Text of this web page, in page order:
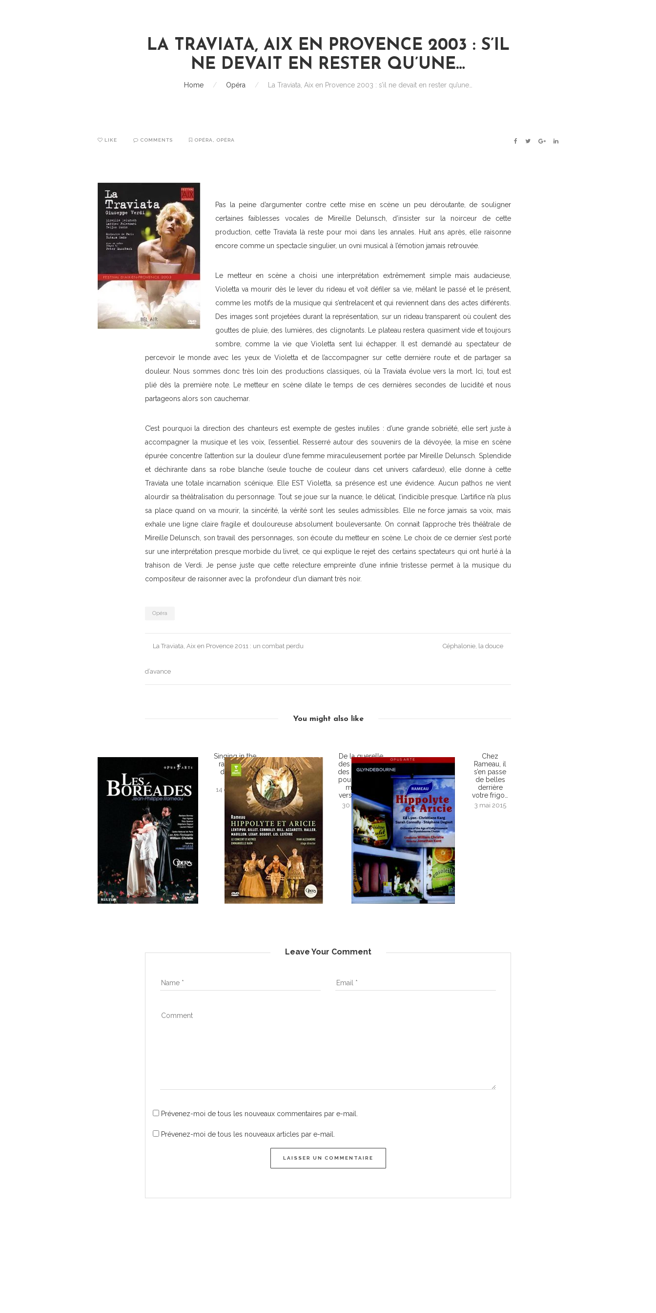
LA TRAVIATA, AIX EN PROVENCE 2003 : S’IL
NE DEVAIT EN RESTER QU’UNE…
Home / Opéra / La Traviata, Aix en Provence 2003 : s’il ne devait en rester qu’une…
LIKE COMMENTS OPÉRA OPÉRA FACEBOOK
TWITTER
GOOGLE+LINKEDIN
Pas la peine d’argumenter contre cette mise en scène un peu déroutante, de souligner
certaines faiblesses vocales de Mireille Delunsch, d’insister sur la noirceur de cette
production, cette Traviata là reste pour moi dans les annales. Huit ans après, elle raisonne
encore comme un spectacle singulier, un ovni musical à l’émotion jamais retrouvée.
Le metteur en scène a choisi une interprétation extrêmement simple mais audacieuse,
Violetta va mourir dès le lever du rideau et voit défiler sa vie, mêlant le passé et le présent,
comme les motifs de la musique qui s’entrelacent et qui reviennent dans des actes différents.
Des images sont projetées durant la représentation, sur un rideau transparent où coulent des
gouttes de pluie, des lumières, des clignotants. Le plateau restera quasiment vide et toujours
sombre, comme la vie que Violetta sent lui échapper. Il est demandé au spectateur de
percevoir le monde avec les yeux de Violetta et de l’accompagner sur cette dernière route et de partager sa
douleur. Nous sommes donc très loin des productions classiques, où la Traviata évolue vers la mort. Ici, tout est
plié dès la première note. Le metteur en scène dilate le temps de ces dernières secondes de lucidité et nous
partageons alors son cauchemar.
C’est pourquoi la direction des chanteurs est exempte de gestes inutiles : d’une grande sobriété, elle sert juste à
accompagner la musique et les voix, l’essentiel. Resserré autour des souvenirs de la dévoyée, la mise en scène
épurée concentre l’attention sur la douleur d’une femme miraculeusement portée par Mireille Delunsch. Splendide
et déchirante dans sa robe blanche (seule touche de couleur dans cet univers cafardeux), elle donne à cette
Traviata une totale incarnation scénique. Elle EST Violetta, sa présence est une évidence. Aucun pathos ne vient
alourdir sa théâtralisation du personnage. Tout se joue sur la nuance, le délicat, l’indicible presque. L’artifice n’a plus
sa place quand on va mourir, la sincérité, la vérité sont les seules admissibles. Elle ne force jamais sa voix, mais
exhale une ligne claire fragile et douloureuse absolument bouleversante. On connait l’approche très théâtrale de
Mireille Delunsch, son travail des personnages, son écoute du metteur en scène. Le choix de ce dernier s’est porté
sur une interprétation presque morbide du livret, ce qui explique le rejet des certains spectateurs qui ont hurlé à la
trahison de Verdi. Je pense juste que cette relecture empreinte d’une infinie tristesse permet à la musique du
compositeur de raisonner avec la profondeur d’un diamant très noir.
Opéra
Post
La Traviata, Aix en Provence 2011 : un combat perdu
d’avance
Céphalonie, la douce
You might also like
Singing in the
rain… ou la
danse du
balai
14 décembre
De la querelle
des anciens et
des modernes
pour un opéra
monté en
version XVIIIe.
30 août 2015
Chez
Rameau, il
s’en passe
de belles
derrière
votre frigo…
3 mai 2015
Leave Your Comment
Prévenez-moi de tous les nouveaux commentaires par e-mail.
Prévenez-moi de tous les nouveaux articles par e-mail.
LAISSER UN COMMENTAIRE